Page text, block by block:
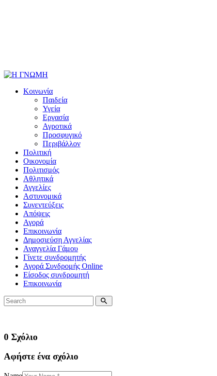
Κοινωνία
Παιδεία
Υγεία
Εργασία
Αγροτικά
Προσφυγικό
Περιβάλλον
Πολιτική
Οικονομία
Πολιτισμός
Αθλητικά
Αγγελίες
Αστυνομικά
Συνεντεύξεις
Απόψεις
Αγορά
Επικοινωνία
Δημοσιεύση Αγγελίας
Αναγγελία Γάμου
Γίνετε συνδρομητής
Αγορά Συνδρομής Online
Είσοδος συνδρομητή
Επικοινωνία
0 Σχόλιο
Αφήστε ένα σχόλιο